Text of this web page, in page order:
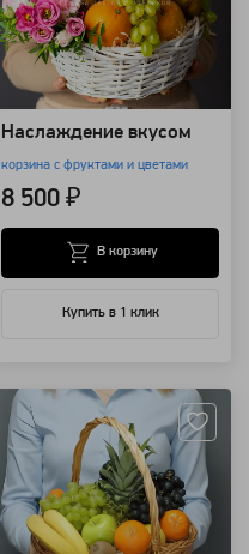
Наслаждение вкусом
корзина с фруктами и цветами
8 500 ₽
Купить в 1 клик
В корзину